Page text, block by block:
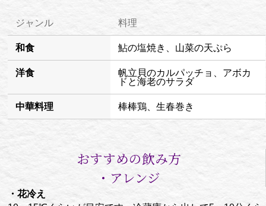
ジャンル 料理
和食 鮎の塩焼き、山菜の天ぷら
洋食
帆立貝のカルパッチョ、アボカ
ドと海老のサラダ
中華料理 棒棒鶏、生春巻き
おすすめの飲み方
・アレンジ
・花冷え